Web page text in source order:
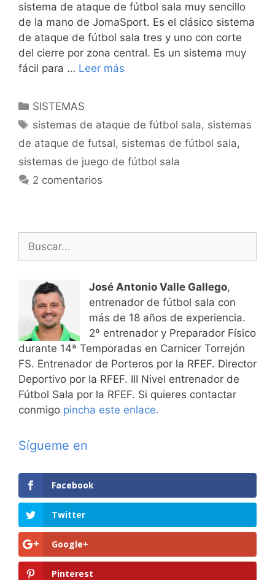
sistema de ataque de fútbol sala muy sencillo
de la mano de JomaSport. Es el clásico sistema
de ataque de fútbol sala tres y uno con corte
del cierre por zona central. Es un sistema muy
fácil para … Leer más
Categorías
SISTEMAS
Etiquetas
sistemas de ataque de fútbol sala, sistemas
de ataque de futsal, sistemas de fútbol sala,
sistemas de juego de fútbol sala
2 comentarios
Buscar:
José Antonio Valle Gallego,
entrenador de fútbol sala con
más de 18 años de experiencia.
2º entrenador y Preparador Físico
durante 14ª Temporadas en Carnicer Torrejón
FS. Entrenador de Porteros por la RFEF. Director
Deportivo por la RFEF. III Nivel entrenador de
Fútbol Sala por la RFEF. Si quieres contactar
conmigo pincha este enlace.
Sígueme en
Facebook
Twitter
Google+
Pinterest